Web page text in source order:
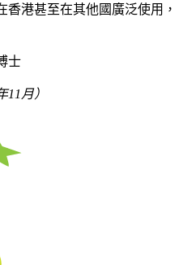
港甚至在其他國廣泛使用，
士
月）